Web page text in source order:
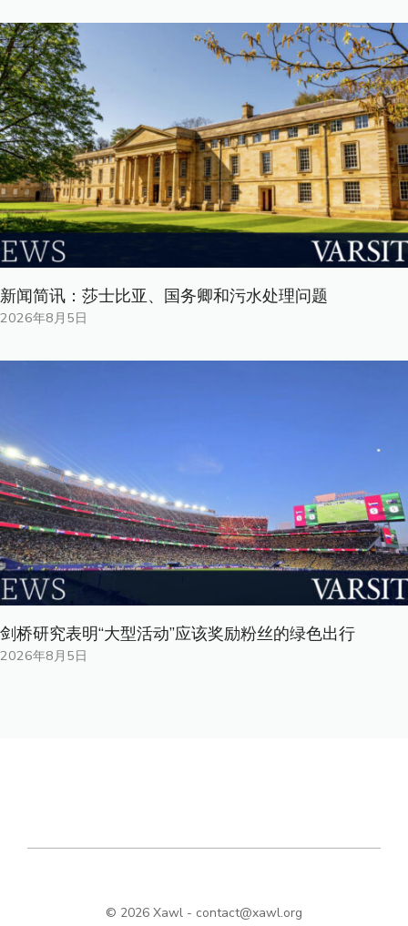
新闻简讯：莎士比亚、国务卿和污水处理问题
2026年8月5日
剑桥研究表明“大型活动”应该奖励粉丝的绿色出行
2026年8月5日
© 2026 Xawl - contact@xawl.org